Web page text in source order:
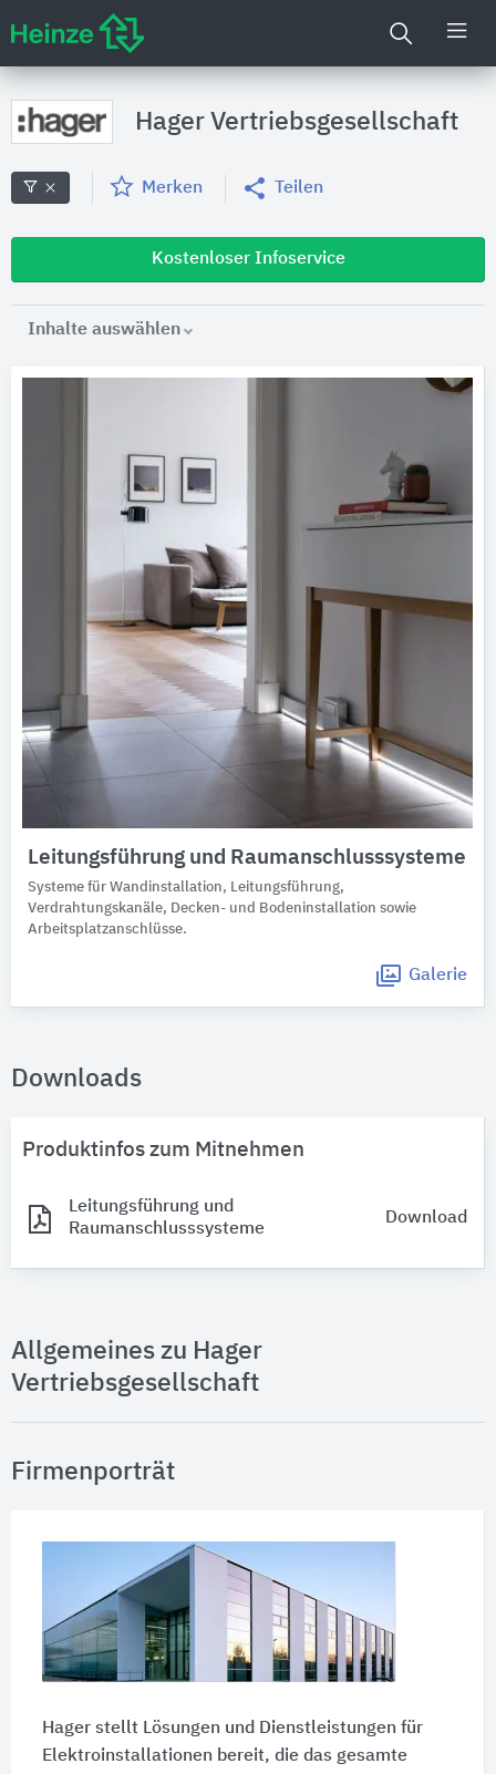
Hager Vertriebsgesellschaft
Merken Teilen
Kostenloser Infoservice
Inhalte auswählen
Leitungsführung und Raumanschlusssysteme
Systeme für Wandinstallation, Leitungsführung,
Verdrahtungskanäle, Decken- und Bodeninstallation sowie
Arbeitsplatzanschlüsse.
Galerie
Downloads
Produktinfos zum Mitnehmen
Leitungsführung und
Raumanschlusssysteme
Download
Allgemeines zu Hager
Vertriebsgesellschaft
Firmenporträt
Hager stellt Lösungen und Dienstleistungen für
Elektroinstallationen bereit, die das gesamte